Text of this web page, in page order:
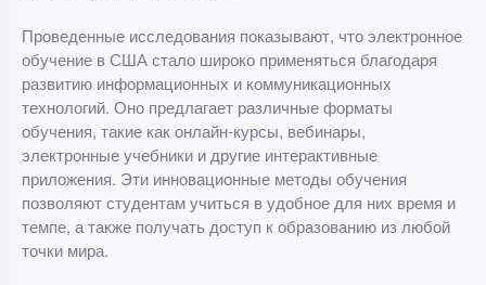
Проведенные исследования показывают, что электронное
обучение в США стало широко применяться благодаря
развитию информационных и коммуникационных
технологий. Оно предлагает различные форматы
обучения, такие как онлайн-курсы, вебинары,
электронные учебники и другие интерактивные
приложения. Эти инновационные методы обучения
позволяют студентам учиться в удобное для них время и
темпе, а также получать доступ к образованию из любой
точки мира.